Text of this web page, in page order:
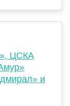
ЦСКА
и